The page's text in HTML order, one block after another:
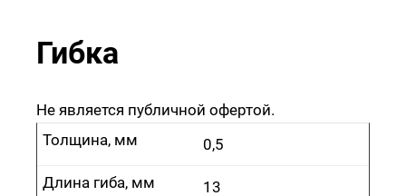
Гибка
Не является публичной офертой.
0,5
Толщина, мм
13
Длина гиба, мм